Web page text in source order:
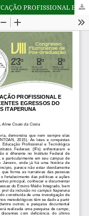
PESSOAS COM DEFICIÊNCIA NA EDUCAÇÃO PROFISSIONAL E TECNOLÓGICA: NARRATIVAS DE DISCENTES EGRESSOS DO INSTITUTO FEDERAL CAMPUS ITAPERUNA